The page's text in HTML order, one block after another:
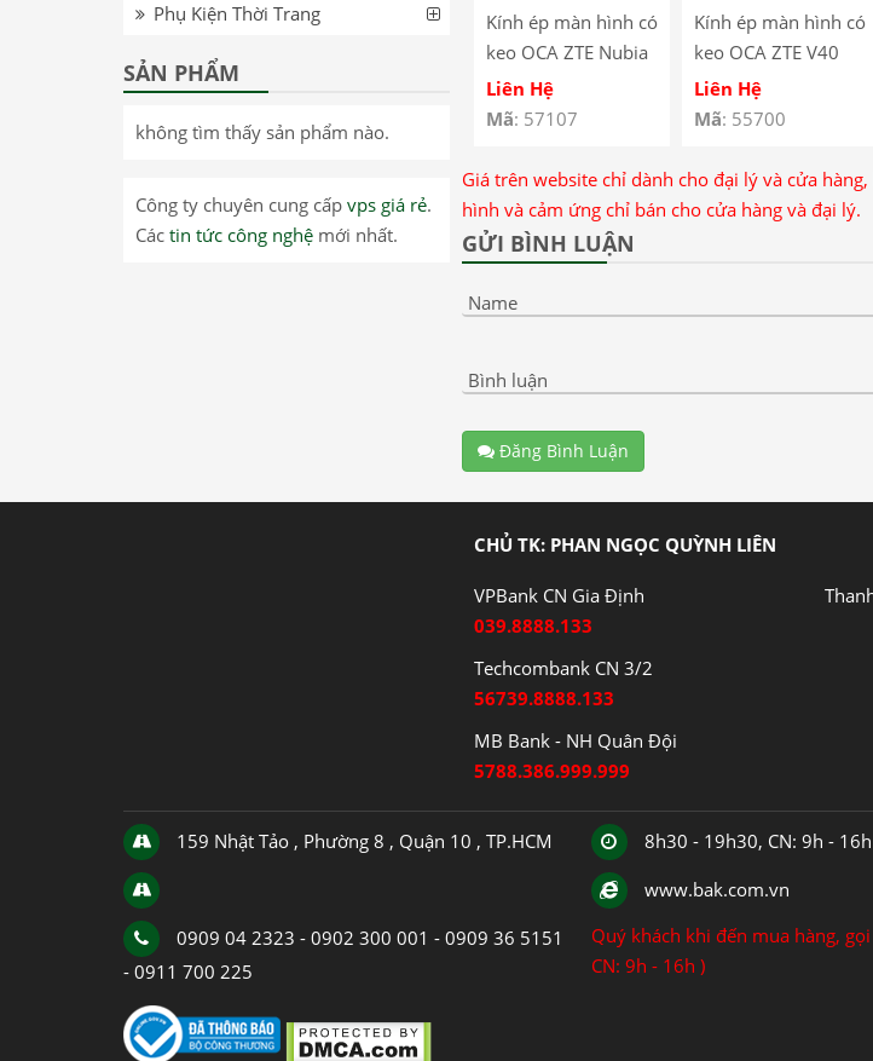
Kính ép màn hình có
keo OCA ZTE Nubia
V70 Design
Liên Hệ
Mã: 57107
Kính ép màn hình có
keo OCA ZTE V40
Design
Liên Hệ
Mã: 55700
Giá trên website chỉ dành cho đại lý và cửa
hình và cảm ứng chỉ bán cho cửa hàng và đại lý.
GỬI BÌNH LUẬN
Name
Bình luận
Đăng Bình Luận
Phụ Kiện Thời Trang
SẢN PHẨM
không tìm thấy sản phẩm nào.
Công ty chuyên cung cấp vps giá rẻ.
Các tin tức công nghệ mới nhất.
CHỦ TK: PHAN NGỌC QUỲNH LIÊN
VPBank CN Gia Định
039.8888.133
Techcombank CN 3/2
56739.8888.133
MB Bank - NH Quân Đội
5788.386.999.999
159 Nhật Tảo , Phường 8 , Quận 10 , TP.HCM
0909 04 2323 - 0902 300 001 - 0909 36 5151
- 0911 700 225
8h30 - 19h30, CN: 9h - 16h
www.bak.com.vn
Quý khách khi đến mua hàng,
CN: 9h - 16h )